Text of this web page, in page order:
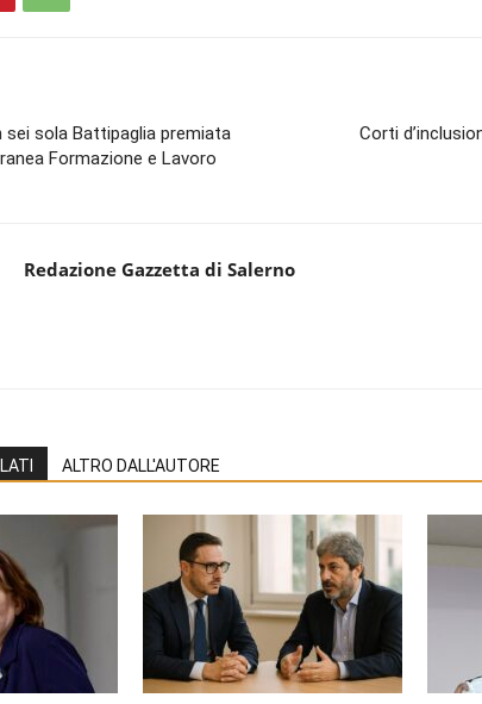
sola Battipaglia premiata
Formazione e Lavoro
Corti
Redazione Gazzetta di Salerno
ALTRO DALL'AUTORE